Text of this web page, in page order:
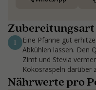
Zubereitungsart
1
Eine Pfanne gut
Abkühlen lassen. Den
Zimt und Stevia
Kokosraspeln darüber
Nährwerte pro